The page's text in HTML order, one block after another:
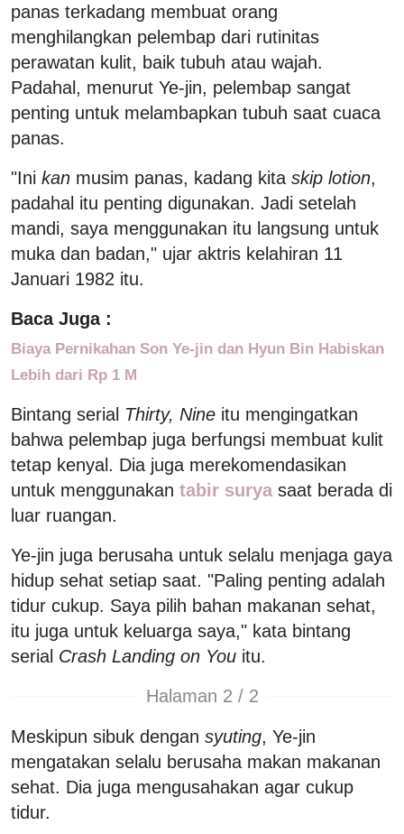
panas terkadang membuat orang
menghilangkan pelembap dari rutinitas
perawatan kulit, baik tubuh atau wajah.
Padahal, menurut Ye-jin, pelembap sangat
penting untuk melambapkan tubuh saat cuaca
panas.
"Ini kan musim panas, kadang kita skip lotion,
padahal itu penting digunakan. Jadi setelah
mandi, saya menggunakan itu langsung untuk
muka dan badan," ujar aktris kelahiran 11
Januari 1982 itu.
Baca Juga :
Biaya Pernikahan Son Ye-jin dan Hyun Bin Habiskan
Lebih dari Rp 1 M
Bintang serial Thirty, Nine itu mengingatkan
bahwa pelembap juga berfungsi membuat kulit
tetap kenyal. Dia juga merekomendasikan
untuk menggunakan tabir surya saat berada di
luar ruangan.
Ye-jin juga berusaha untuk selalu menjaga gaya
hidup sehat setiap saat. "Paling penting adalah
tidur cukup. Saya pilih bahan makanan sehat,
itu juga untuk keluarga saya," kata bintang
serial Crash Landing on You itu.
Halaman 2 / 2
Meskipun sibuk dengan syuting, Ye-jin
mengatakan selalu berusaha makan makanan
sehat. Dia juga mengusahakan agar cukup
tidur.